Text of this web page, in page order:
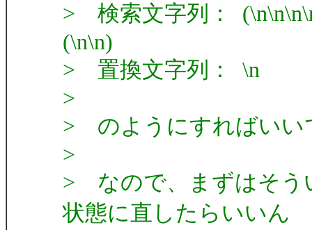
> 検索文字列：
(\n\n)
> 置換文字列： \n
>
> のようにすればいい
>
> なので、まずはそう
状態に直したらいいん